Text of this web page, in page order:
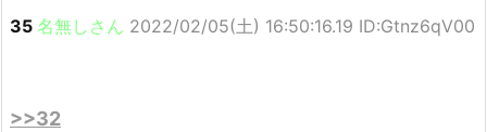
35 名無しさん 2022/02/05(土) 16:50:16.19 ID:Gtnz6qV00
>>32